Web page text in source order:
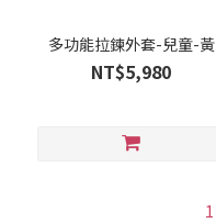
多功能拉鍊外套-兒童-黃
NT$5,980
1